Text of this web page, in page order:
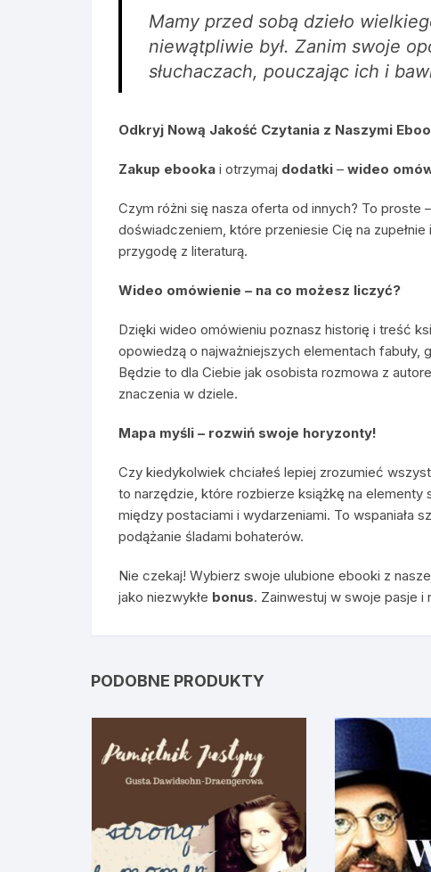
Mamy przed sobą dzieło
niewątpliwie był. Zanim swoje
słuchaczach, pouczając ich i
Odkryj Nową Jakość Czytania z Naszymi
Zakup ebooka i otrzymaj dodatki – wideo
Czym różni się nasza oferta od innych? To proste
doświadczeniem, które przeniesie Cię na
przygodę z literaturą.
Wideo omówienie – na co możesz liczyć?
Dzięki wideo omówieniu poznasz historię i treść
opowiedzą o najważniejszych elementach fabuły,
Będzie to dla Ciebie jak osobista rozmowa z
znaczenia w dziele.
Mapa myśli – rozwiń swoje horyzonty!
Czy kiedykolwiek chciałeś lepiej zrozumieć
to narzędzie, które rozbierze książkę na elementy
między postaciami i wydarzeniami. To wspaniała
podążanie śladami bohaterów.
Nie czekaj! Wybierz swoje ulubione ebooki z
jako niezwykłe bonus. Zainwestuj w swoje pasje i
PODOBNE PRODUKTY